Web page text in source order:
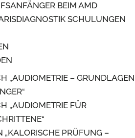
BEIM AMD
SCHULUNGEN
„AUDIOMETRIE – GRUNDLAGEN
„AUDIOMETRIE FÜR
„KALORISCHE PRÜFUNG –